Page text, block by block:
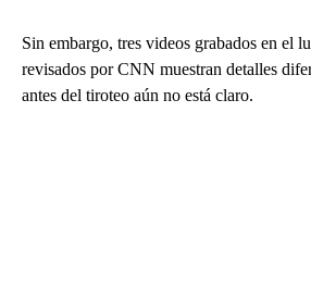
Sin embargo, tres videos grabados en el
revisados ​​por CNN muestran detalles
antes del tiroteo aún no está claro.